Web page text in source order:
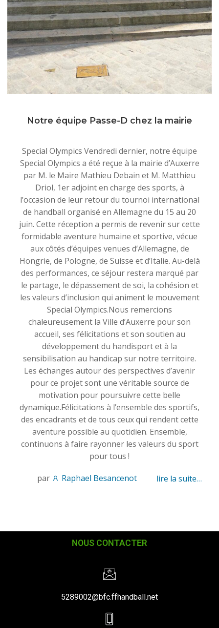
Notre équipe Passe-D chez la mairie
Special Olympics Vendredi dernier, notre équipe
Special Olympics a été reçue à la mairie d’Auxerre
par M. le Maire Mathieu Debain et M. Matthieu
Driol, 1er adjoint en charge des sports, à
l’occasion de leur retour du tournoi international
de handball organisé en Allemagne du 15 au 20
juin. Cette réception a permis de revenir sur cette
formidable aventure humaine et sportive, vécue
aux côtés d’équipes venues d’Allemagne, de
Hongrie, de Pologne, de Suisse et d’Italie. Au-delà
des performances, ce séjour restera marqué par
le partage, le dépassement de soi, la cohésion et
les valeurs d’inclusion qui animent le mouvement
Special Olympics.Nous remercions
chaleureusement la Ville d’Auxerre pour son
accueil, ses félicitations et son soutien au
développement du handisport et à la
sensibilisation au handicap sur notre territoire.
Les échanges autour des perspectives d’avenir
pour ce projet sont une véritable source de
motivation pour poursuivre cette belle
dynamique.Félicitations à l’ensemble des sportifs,
des encadrants et de tous ceux qui rendent cette
aventure possible au quotidien. Ensemble,
continuons à faire rayonner les valeurs du sport
pour tous !
par Raphael Besancenot lire la suite…
NOUS CONTACTER
5289002@bfc.ffhandball.net